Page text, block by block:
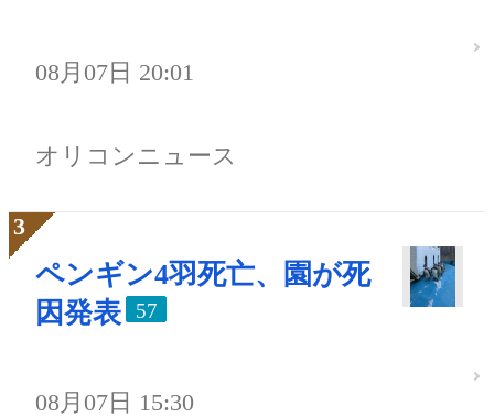
08月07日 20:01
オリコンニュース
ペンギン4羽死亡、園が死
因発表
57
08月07日 15:30